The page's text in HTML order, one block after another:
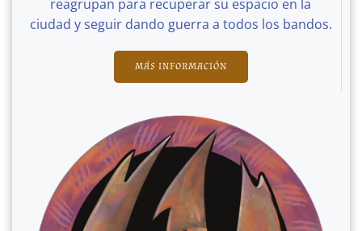
reagrupan para recuperar su espacio en la
ciudad y seguir dando guerra a todos los bandos.
MÁS INFORMACIÓN